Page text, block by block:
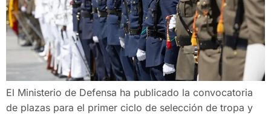
El Ministerio de Defensa ha publicado la convocatoria
de plazas para el primer ciclo de selección de tropa y